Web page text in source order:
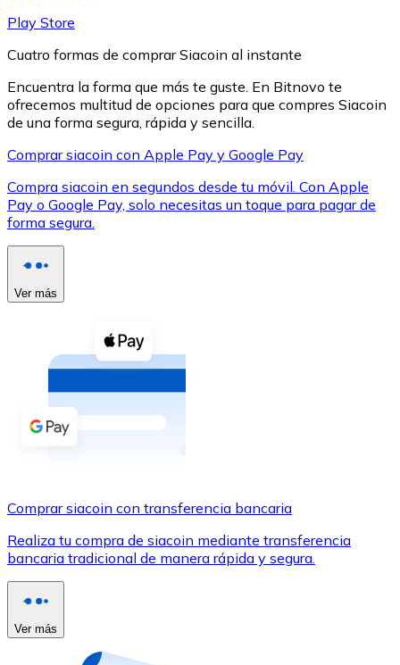
XRP
XRP
Ver todo
Compra criptomonedas con efectivo en tu tienda más
Comprar con efectivo
Transferencia SEPA
Utiliza tarjetas Visa y Mastercard para comprar
Comprar con tarjeta
Play Store
Cuatro formas de comprar Siacoin al instante
Encuentra la forma que más te guste. En Bitnovo te
ofrecemos multitud de opciones para que compres Siacoin
de una forma segura, rápida y sencilla.
Comprar siacoin con Apple Pay y Google Pay
Compra siacoin en segundos desde tu móvil. Con Apple
Pay o Google Pay, solo necesitas un toque para pagar de
forma segura.
Ver más
Comprar siacoin con transferencia bancaria
Realiza tu compra de siacoin mediante transferencia
bancaria tradicional de manera rápida y segura.
Ver más